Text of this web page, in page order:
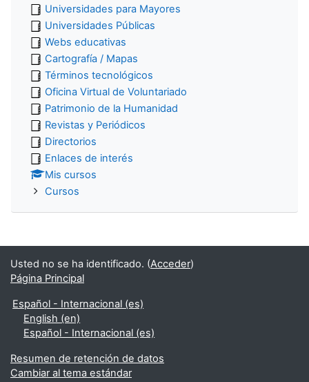
Universidades para Mayores
Universidades Públicas
Webs educativas
Cartografía / Mapas
Términos tecnológicos
Oficina Virtual de Voluntariado
Patrimonio de la Humanidad
Revistas y Periódicos
Directorios
Enlaces de interés
Mis cursos
Cursos
Usted no se ha identificado. (Acceder)
Página Principal
Español - Internacional ‎(es)‎
English ‎(en)‎
Español - Internacional ‎(es)‎
Resumen de retención de datos
Cambiar al tema estándar